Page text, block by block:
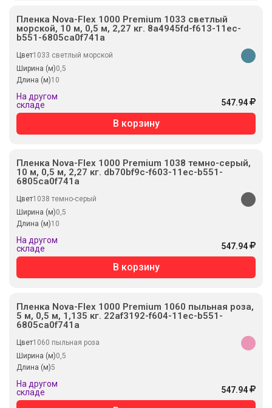
Пленка Nova-Flex 1000 Premium 1033 светлый
морской, 10 м, 0,5 м, 2,27 кг. 8a4945fd-f613-11ec-
b551-6805ca0f741a
Цвет1033 светлый морской
Ширина (м)0,5
Длина (м)10
На другом
складе
547.94
В корзину
Пленка Nova-Flex 1000 Premium 1038 темно-серый,
10 м, 0,5 м, 2,27 кг. db70bf9c-f603-11ec-b551-
6805ca0f741a
Цвет1038 темно-серый
Ширина (м)0,5
Длина (м)10
На другом
складе
547.94
В корзину
Пленка Nova-Flex 1000 Premium 1060 пыльная роза,
5 м, 0,5 м, 1,135 кг. 22af3192-f604-11ec-b551-
6805ca0f741a
Цвет1060 пыльная роза
Ширина (м)0,5
Длина (м)5
На другом
складе
547.94